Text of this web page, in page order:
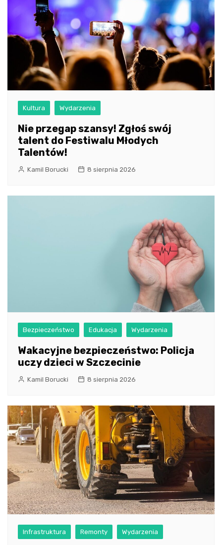
Kultura Wydarzenia
Nie przegap szansy! Zgłoś swój
talent do Festiwalu Młodych
Talentów!
Kamil Borucki 8 sierpnia 2026
Bezpieczeństwo Edukacja Wydarzenia
Wakacyjne bezpieczeństwo: Policja
uczy dzieci w Szczecinie
Kamil Borucki 8 sierpnia 2026
Infrastruktura Remonty Wydarzenia